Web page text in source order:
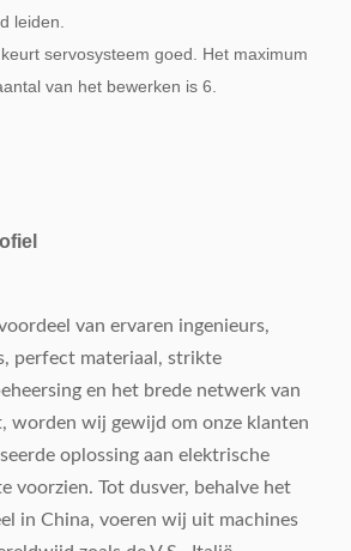
leiden.
servosysteem goed. Het maximum
van het bewerken is 6.
van ervaren ingenieurs,
perfect materiaal, strikte
en het brede netwerk van
worden wij gewijd om onze klanten
oplossing aan elektrische
voorzien. Tot dusver, behalve het
in China, voeren wij uit machines